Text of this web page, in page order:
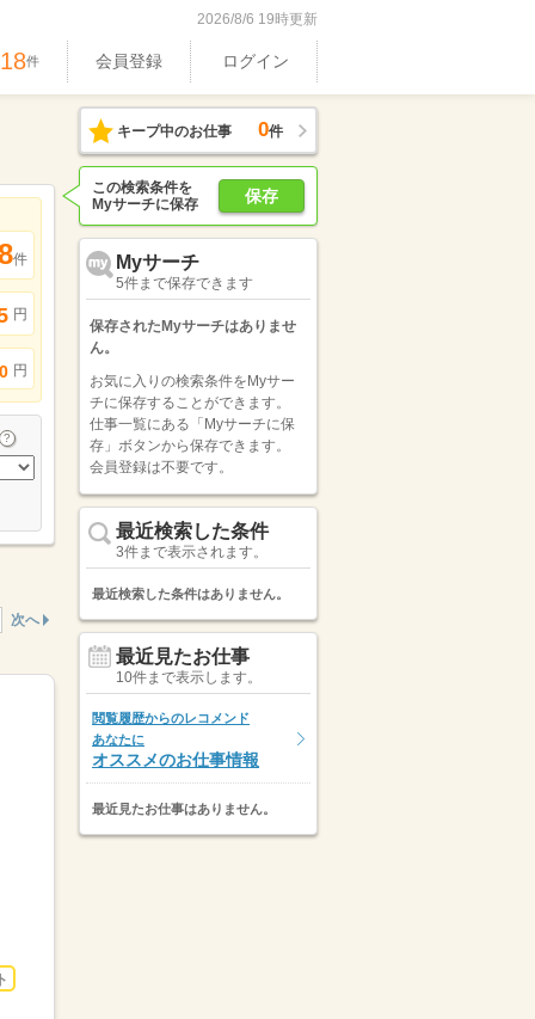
2026/8/6 19時更新
件 会員登録 ログイン
件
円
円
次へ
キープ中のお仕事 0件
保存
この検索条件を
Myサーチに保存
Myサーチ
5件まで保存できます
保存されたMyサーチはありませ
ん。
お気に入りの検索条件をMyサー
チに保存することができます。
仕事一覧にある「Myサーチに保
存」ボタンから保存できます。
会員登録は不要です。
最近検索した条件
3件まで表示されます。
最近検索した条件はありません。
最近見たお仕事
10件まで表示します。
閲覧履歴からのレコメンド
あなたに
オススメのお仕事情報
最近見たお仕事はありません。